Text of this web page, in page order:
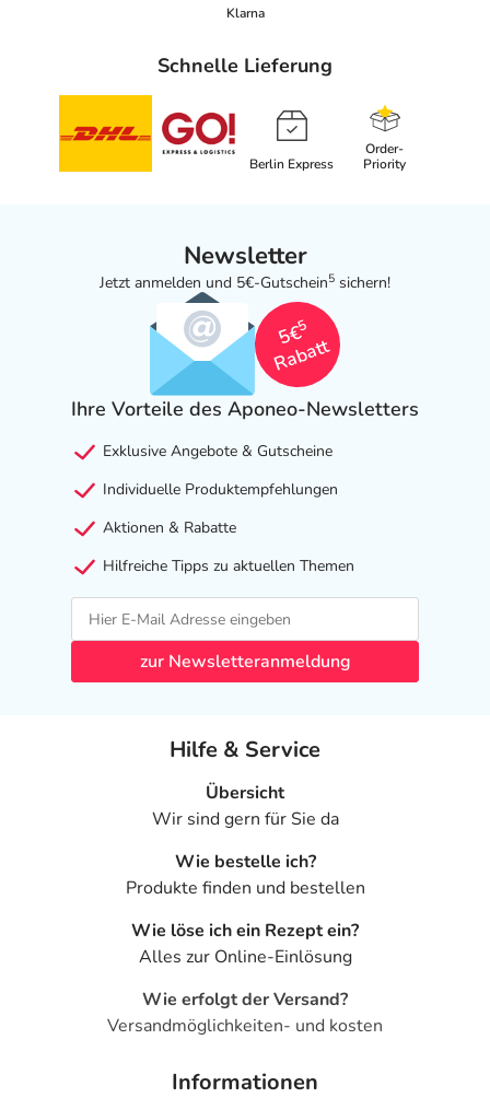
Klarna
Schnelle Lieferung
Berlin Express
Order-
Priority
Newsletter
Jetzt anmelden und 5€-Gutschein5 sichern!
5€
5
Rabatt
Ihre Vorteile des Aponeo-Newsletters
Exklusive Angebote & Gutscheine
Individuelle Produktempfehlungen
Aktionen & Rabatte
Hilfreiche Tipps zu aktuellen Themen
zur Newsletteranmeldung
Hilfe & Service
Übersicht
Wir sind gern für Sie da
Wie bestelle ich?
Produkte finden und bestellen
Wie löse ich ein Rezept ein?
Alles zur Online-Einlösung
Wie erfolgt der Versand?
Versandmöglichkeiten- und kosten
Informationen